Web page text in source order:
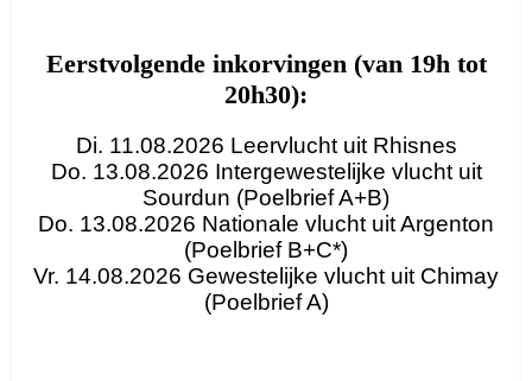
Eerstvolgende inkorvingen (van 19h tot
20h30):
Di. 11.08.2026 Leervlucht uit Rhisnes
Do. 13.08.2026 Intergewestelijke vlucht uit
Sourdun (Poelbrief A+B)
Do. 13.08.2026 Nationale vlucht uit Argenton
(Poelbrief B+C*)
Vr. 14.08.2026 Gewestelijke vlucht uit Chimay
(Poelbrief A)